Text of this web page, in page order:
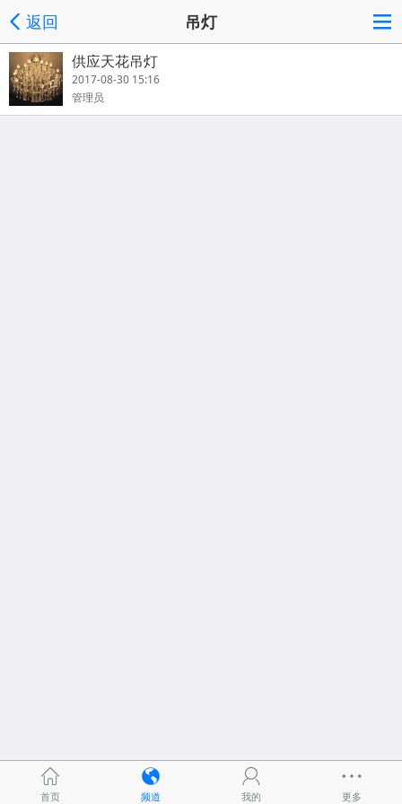
返回 吊灯
供应天花吊灯
2017-08-30 15:16
管理员
首页 频道 我的 更多